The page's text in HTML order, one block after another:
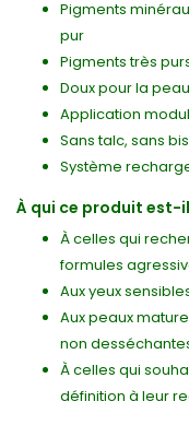
Pigments
pur
Pigments très
Doux pour la
Application
Sans talc, sans
Système
À qui ce produit est-
À celles qui
formules
Aux yeux
Aux peaux
non
À celles qui
définition à leur